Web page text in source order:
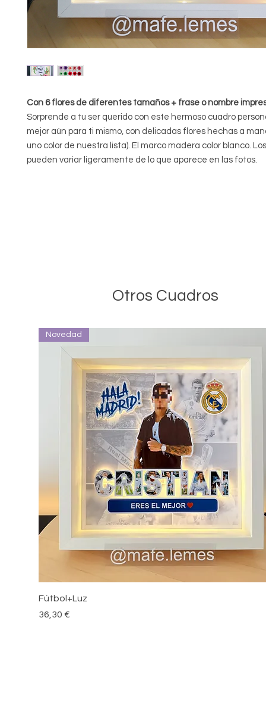
Con 6 flores de diferentes tamaños + frase o nombre
Sorprende a tu ser querido con este hermoso cuadro
mejor aún para ti mismo, con delicadas flores hechas a
uno color de nuestra lista). El marco madera color blanco.
pueden variar ligeramente de lo que aparece en las fotos.
Otros Cuadros
Novedad
Fútbol+Luz
Precio
36,30 €